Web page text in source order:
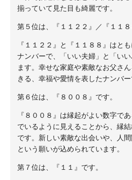
揃っていて見た目も綺麗です。
第５位は、『１１２２』／『１１８
『１１２２』と『１１８８』はと
ナンバーで、「いい夫婦」と「い
ます。幸せな家庭や素敵なお父さ
きる、幸福や愛情を表したナンバー
第６位は、『８００８』です。
『８００８』は縁起がよい数字で
でいるように見えることから、縁
です。新しい素敵な出会いや、人
という願いが込められています。
第７位は、『１１』です。